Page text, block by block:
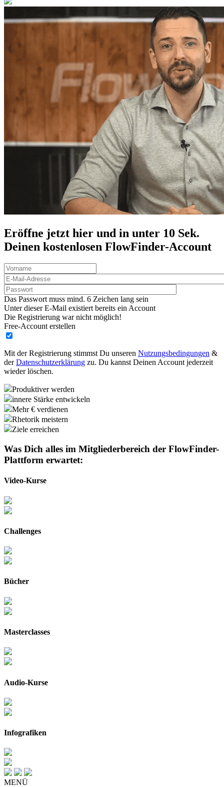
Eröffne jetzt hier und in unter 10 Sek.
Deinen kostenlosen FlowFinder-Account
Das Passwort muss mind. 6 Zeichen lang sein
Unter dieser E-Mail existiert bereits ein Account
Die Registrierung war nicht möglich!
Free-Account erstellen
Mit der Registrierung stimmst Du unseren Nutzungsbedingungen &
derDatenschutzerklärung zu. Du kannst Deinen Account jederzeit
wieder löschen.
Produktiver werden
innere Stärke entwickeln
Mehr € verdienen
Rhetorik meistern
Ziele erreichen
Was Dich alles im Mitgliederbereich der FlowFinder-
Plattform erwartet:
Video-Kurse
Challenges
Bücher
Masterclasses
Audio-Kurse
Infografiken
MENÜ